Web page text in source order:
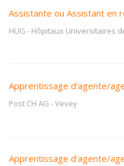
Assistante ou Assistant en
HUG - Hôpitaux Universitaires
Apprentissage d'agente/
Post CH AG -Vevey
Apprentissage d'agente/